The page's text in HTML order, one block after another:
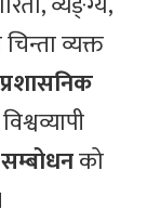
व्यक्त
को